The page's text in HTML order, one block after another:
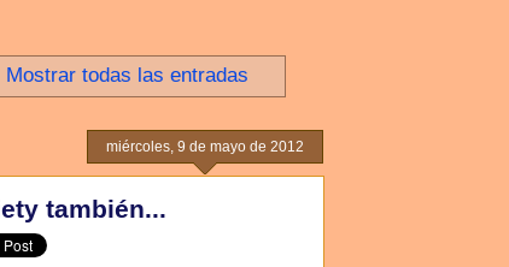
Mostrar todas las entradas
miércoles, 9 de mayo de 2012
también...